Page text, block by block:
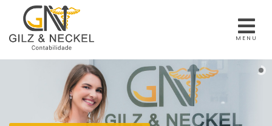
MENU